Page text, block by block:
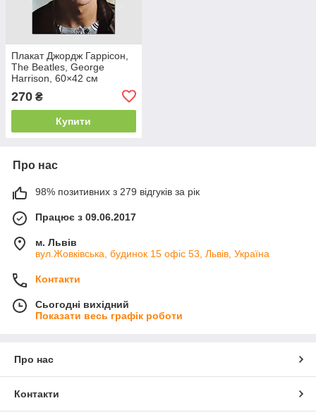
Плакат Джордж Гаррісон,
The Beatles, George
Harrison, 60×42 см
270 ₴
Купити
Про нас
98% позитивних з 279 відгуків за рік
Працює з 09.06.2017
м. Львів
вул.Жовківська, будинок 15 офіс 53, Львів, Україна
Контакти
Сьогодні вихідний
Показати весь графік роботи
Про нас
Контакти